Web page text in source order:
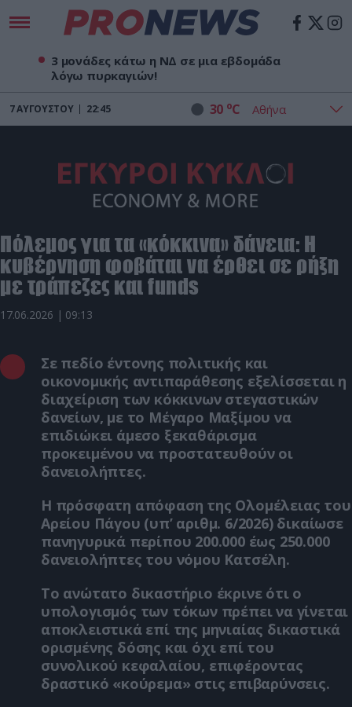
3 μονάδες κάτω η ΝΔ σε μια εβδομάδα
λόγω πυρκαγιών!
7ΑΥΓΟΎΣΤΟΥ 22:45 30 oC
Πόλεμος για τα «κόκκινα» δάνεια: Η
κυβέρνηση φοβάται να έρθει σε ρήξη
με τράπεζες και funds
17.06.2026 | 09:13
Σε πεδίο έντονης πολιτικής και
οικονομικής αντιπαράθεσης εξελίσσεται η
διαχείριση των κόκκινων στεγαστικών
δανείων, με το Μέγαρο Μαξίμου να
επιδιώκει άμεσο ξεκαθάρισμα
προκειμένου να προστατευθούν οι
δανειολήπτες.
Η πρόσφατη απόφαση της Ολομέλειας του
Αρείου Πάγου (υπ’ αριθμ. 6/2026) δικαίωσε
πανηγυρικά περίπου 200.000 έως 250.000
δανειολήπτες του νόμου Κατσέλη.
Το ανώτατο δικαστήριο έκρινε ότι ο
υπολογισμός των τόκων πρέπει να γίνεται
αποκλειστικά επί της μηνιαίας δικαστικά
ορισμένης δόσης και όχι επί του
συνολικού κεφαλαίου, επιφέροντας
δραστικό «κούρεμα» στις επιβαρύνσεις.